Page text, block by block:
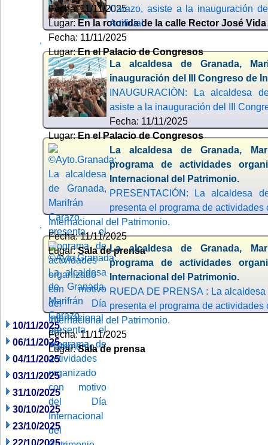
Fecha: 11/11/2025
Lugar: En la rotonda de la calle Rector José
Carazo, asiste a la inauguración
Artificial
Fecha: 11/11/2025
Lugar:En el Palacio de Congresos
,
La alcaldesa de Granada,
inauguración del III Congreso de
INAUGURACIÓN: La alcaldesa
asiste a la inauguración del III
Fecha: 11/11/2025
Lugar:En el Palacio de Congresos
La alcaldesa de Granada,
programa de actividades
Internacional del Patrimonio.
PRESENTACIÓN: La alcaldesa
presenta el programa de
Internacional del Patrimonio.
Fecha: 11/11/2025
Lugar:Sala de prensa
,
La alcaldesa de Granada,
programa de actividades
Internacional del Patrimonio.
RUEDA DE PRENSA : La
presenta el programa de
Internacional del Patrimonio.
Fecha: 11/11/2025
Lugar:Sala de prensa
10/11/2025
06/11/2025
04/11/2025
03/11/2025
31/10/2025
30/10/2025
23/10/2025
22/10/2025